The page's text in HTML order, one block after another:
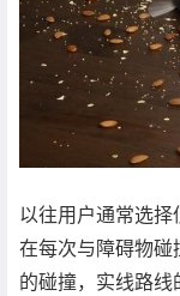
以往用户通常选
在每次与障碍物
的碰撞，实线路